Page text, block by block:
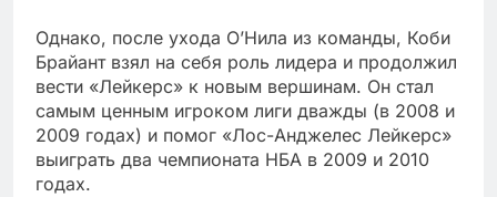
Однако, после ухода О’Нила из команды, Коби
Брайант взял на себя роль лидера и продолжил
вести «Лейкерс» к новым вершинам. Он стал
самым ценным игроком лиги дважды (в 2008 и
2009 годах) и помог «Лос-Анджелес Лейкерс»
выиграть два чемпионата НБА в 2009 и 2010
годах.